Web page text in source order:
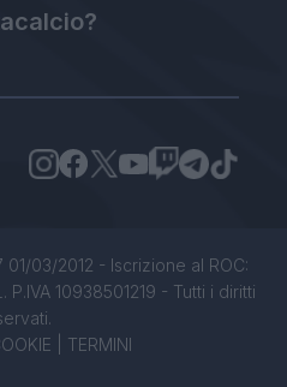
03/2012 - Iscrizione al ROC:
10938501219 - Tutti i diritti
TERMINI